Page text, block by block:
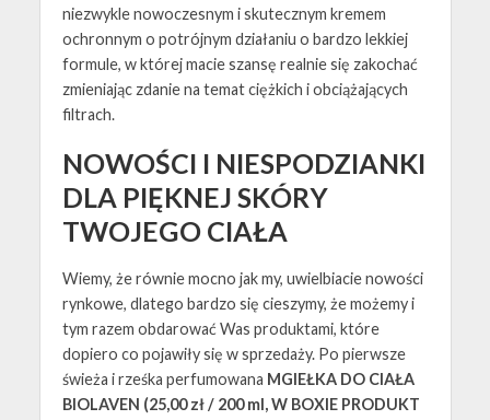
niezwykle nowoczesnym i skutecznym kremem
ochronnym o potrójnym działaniu o bardzo lekkiej
formule, w której macie szansę realnie się zakochać
zmieniając zdanie na temat ciężkich i obciążających
filtrach.
NOWOŚCI I NIESPODZIANKI
DLA PIĘKNEJ SKÓRY
TWOJEGO CIAŁA
Wiemy, że równie mocno jak my, uwielbiacie nowości
rynkowe, dlatego bardzo się cieszymy, że możemy i
tym razem obdarować Was produktami, które
dopiero co pojawiły się w sprzedaży. Po pierwsze
świeża i rześka perfumowana MGIEŁKA DO CIAŁA
BIOLAVEN (25,00 zł / 200 ml, W BOXIE PRODUKT